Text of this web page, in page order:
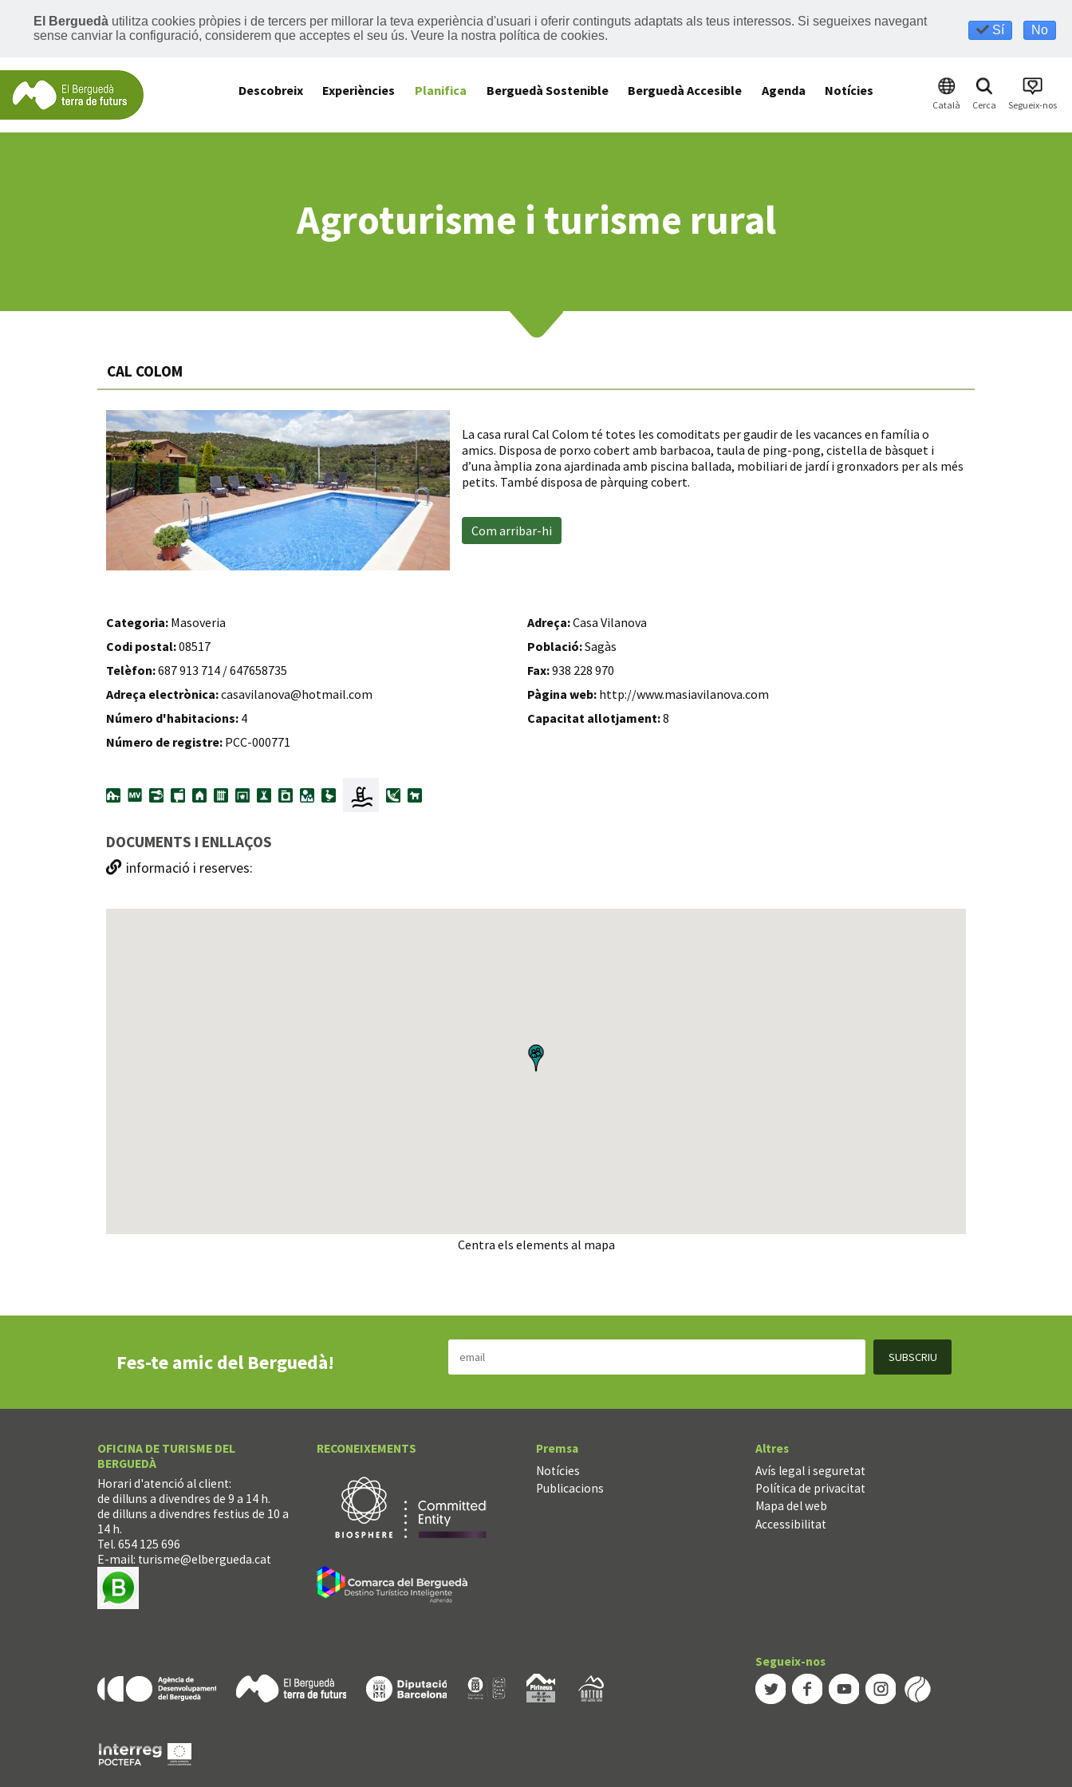
Sí No
El Berguedà utilitza cookies pròpies i de tercers per millorar la teva experiència d'usuari i oferir continguts adaptats als teus interessos. Si segueixes navegant
sense canviar la configuració, considerem que acceptes el seu ús. Veure la nostra política de cookies.
Català Cerca Segueix-nos
Descobreix Experiències Planifica Berguedà Sostenible Berguedà Accesible Agenda Notícies
Agroturisme i turisme rural
CAL COLOM
La casa rural Cal Colom té totes les comoditats per gaudir de les vacances en família o
amics. Disposa de porxo cobert amb barbacoa, taula de ping-pong, cistella de bàsquet i
d’una àmplia zona ajardinada amb piscina ballada, mobiliari de jardí i gronxadors per als més
petits. També disposa de pàrquing cobert.
Com arribar-hi
Categoria: Masoveria Adreça:Casa Vilanova
Codi postal:08517 Població:Sagàs
Telèfon:687 913 714 / 647658735 Fax:938 228 970
Adreça electrònica:casavilanova@hotmail.com Pàgina web: http://www.masiavilanova.com
Número d'habitacions: 4 Capacitat allotjament:8
Número de registre: PCC-000771
DOCUMENTS I ENLLAÇOS
informació i reserves:
Centra els elements al mapa
Fes-te amic del Berguedà!
OFICINA DE TURISME DEL
BERGUEDÀ
Horari d'atenció al client:
de dilluns a divendres de 9 a 14 h.
de dilluns a divendres festius de 10 a
14 h.
Tel. 654 125 696
E-mail: turisme@elbergueda.cat
RECONEIXEMENTS
Premsa
Notícies
Publicacions
Altres
Avís legal i seguretat
Política de privacitat
Mapa del web
Accessibilitat
Segueix-nos